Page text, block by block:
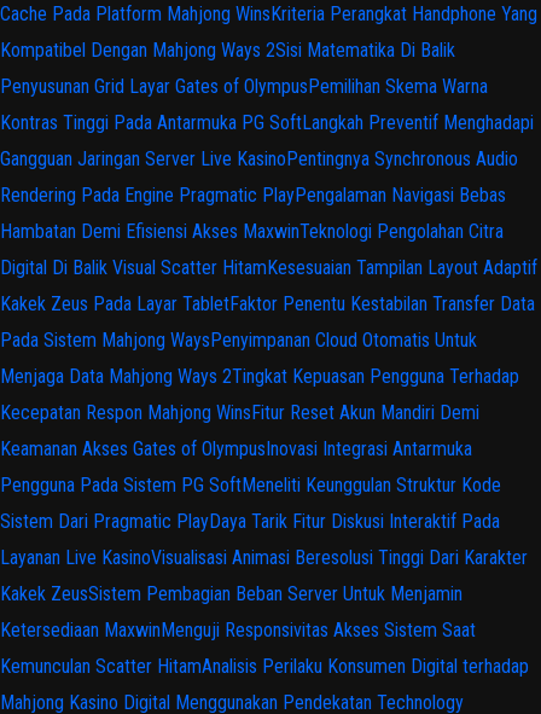
Cache Pada Platform Mahjong WinsKriteria Perangkat Handphone Yang
Kompatibel Dengan Mahjong Ways 2Sisi Matematika Di Balik
Penyusunan Grid Layar Gates of OlympusPemilihan Skema Warna
Kontras Tinggi Pada Antarmuka PG SoftLangkah Preventif Menghadapi
Gangguan Jaringan Server Live KasinoPentingnya Synchronous Audio
Rendering Pada Engine Pragmatic PlayPengalaman Navigasi Bebas
Hambatan Demi Efisiensi Akses MaxwinTeknologi Pengolahan Citra
Digital Di Balik Visual Scatter HitamKesesuaian Tampilan Layout Adaptif
Kakek Zeus Pada Layar TabletFaktor Penentu Kestabilan Transfer Data
Pada Sistem Mahjong WaysPenyimpanan Cloud Otomatis Untuk
Menjaga Data Mahjong Ways 2Tingkat Kepuasan Pengguna Terhadap
Kecepatan Respon Mahjong WinsFitur Reset Akun Mandiri Demi
Keamanan Akses Gates of OlympusInovasi Integrasi Antarmuka
Pengguna Pada Sistem PG SoftMeneliti Keunggulan Struktur Kode
Sistem Dari Pragmatic PlayDaya Tarik Fitur Diskusi Interaktif Pada
Layanan Live KasinoVisualisasi Animasi Beresolusi Tinggi Dari Karakter
Kakek ZeusSistem Pembagian Beban Server Untuk Menjamin
Ketersediaan MaxwinMenguji Responsivitas Akses Sistem Saat
Kemunculan Scatter HitamAnalisis Perilaku Konsumen Digital terhadap
Mahjong Kasino Digital Menggunakan Pendekatan Technology